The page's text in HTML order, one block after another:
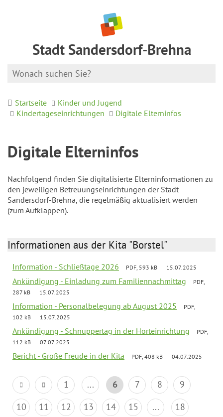
Stadt Sandersdorf-Brehna
Startseite
Kinder und Jugend
Kindertageseinrichtungen
Digitale Elterninfos
Digitale Elterninfos
Nachfolgend finden Sie digitalisierte Elterninformationen zu
den jeweiligen Betreuungseinrichtungen der Stadt
Sandersdorf-Brehna, die regelmäßig aktualisiert werden
(zum Aufklappen).
Informationen aus der Kita "Borstel"
Information - Schließtage 2026 PDF, 593 kB 15.07.2025
Ankündigung - Einladung zum Familiennachmittag
PDF,
287 kB
15.07.2025
Information - Personalbelegung ab August 2025
PDF,
102 kB
15.07.2025
Ankündigung - Schnuppertag in der Horteinrichtung
PDF,
112 kB
07.07.2025
Bericht - Große Freude in der Kita PDF, 408 kB 04.07.2025
1 ... 6 7 8
9
10
11 12 13 14 15 ... 18